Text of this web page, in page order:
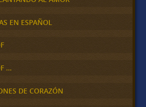
EN ESPAÑOL
…
DE CORAZÓN